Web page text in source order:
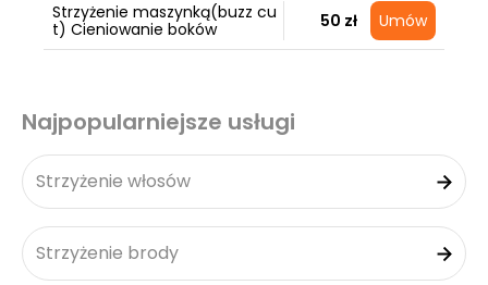
Strzyżenie maszynką(buzz cu
t) Cieniowanie boków
50 zł Umów
Najpopularniejsze usługi
Strzyżenie włosów
Strzyżenie brody